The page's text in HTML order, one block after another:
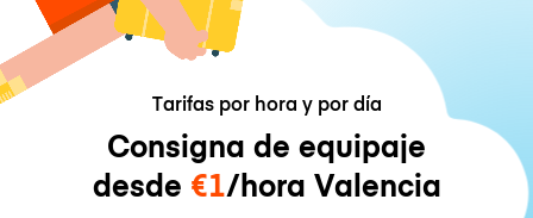
Tarifas por hora y por día
Consigna de equipaje
desde €1/hora Valencia